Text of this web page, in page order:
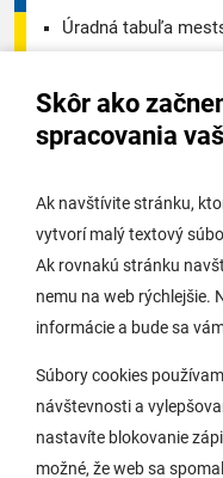
Skôr ako
spracovania
Ak navštívite stránku,
vytvorí malý textový
Ak rovnakú stránku
nemu na web rýchlejšie.
informácie a bude sa
Súbory cookies
návštevnosti a
nastavíte blokovanie
možné, že web sa
Úradná tabuľa
Úradná tabuľa
Potrebujem vybaviť
Samospráva
O Lamači